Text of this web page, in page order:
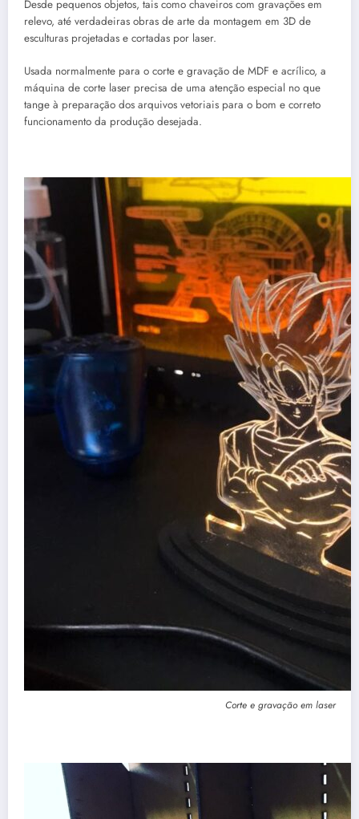
Desde pequenos objetos, tais como chaveiros com gravações em
relevo, até verdadeiras obras de arte da montagem em 3D de
esculturas projetadas e cortadas por laser.
Usada normalmente para o corte e gravação de MDF e acrílico, a
máquina de corte laser precisa de uma atenção especial no que
tange à preparação dos arquivos vetoriais para o bom e correto
funcionamento da produção desejada.
Corte e gravação em laser